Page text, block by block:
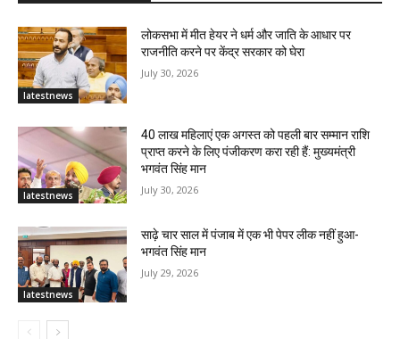
latestnews
लोकसभा में मीत हेयर ने धर्म और जाति के आधार पर
राजनीति करने पर केंद्र सरकार को घेरा
July 30, 2026
latestnews
40 लाख महिलाएं एक अगस्त को पहली बार सम्मान राशि
प्राप्त करने के लिए पंजीकरण करा रही हैं: मुख्यमंत्री
भगवंत सिंह मान
July 30, 2026
latestnews
साढ़े चार साल में पंजाब में एक भी पेपर लीक नहीं हुआ-
भगवंत सिंह मान
July 29, 2026